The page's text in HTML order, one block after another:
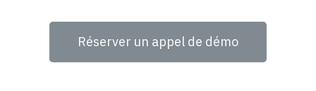
Réserver un appel de démo